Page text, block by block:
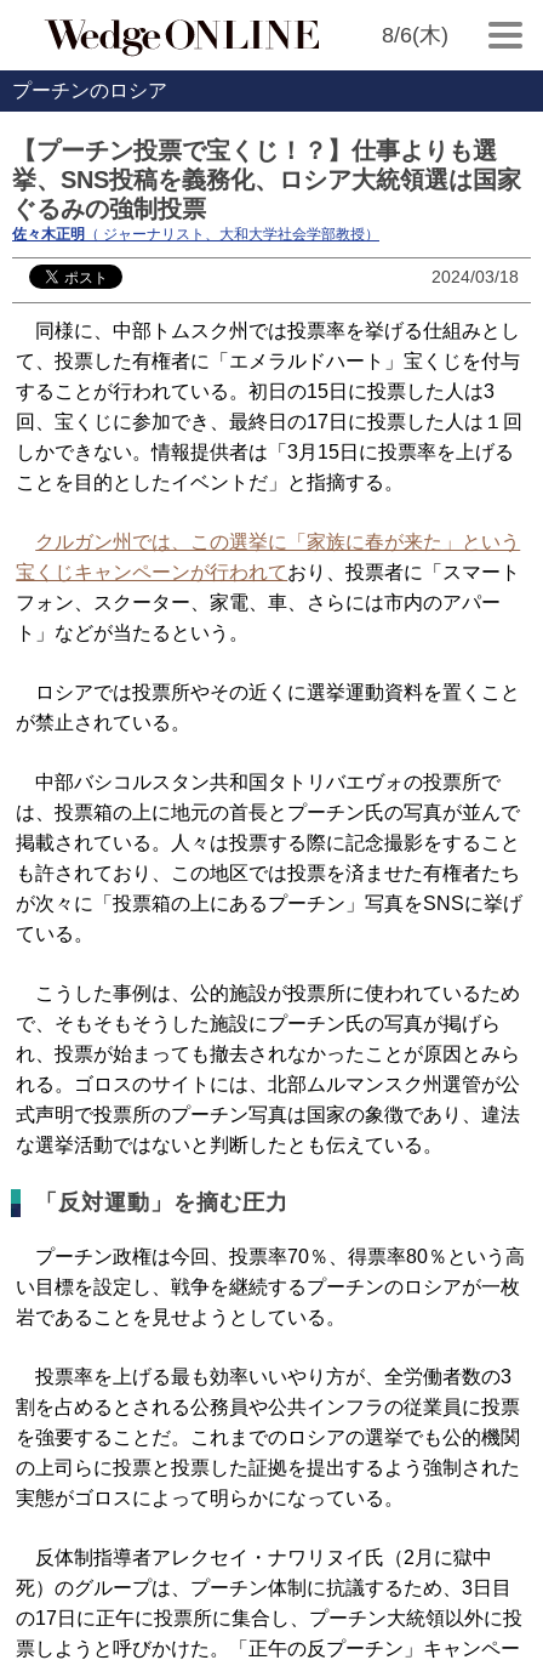
8/6(木)
プーチンのロシア
【プーチン投票で宝くじ！？】仕事よりも選
挙、SNS投稿を義務化、ロシア大統領選は国家
ぐるみの強制投票
佐々木正明 （ ジャーナリスト、大和大学社会学部教授）
2024/03/18
同様に、中部トムスク州では投票率を挙げる仕組みとし
て、投票した有権者に「エメラルドハート」宝くじを付与
することが行われている。初日の15日に投票した人は3
回、宝くじに参加でき、最終日の17日に投票した人は１回
しかできない。情報提供者は「3月15日に投票率を上げる
ことを目的としたイベントだ」と指摘する。
クルガン州では、この選挙に「家族に春が来た」という
宝くじキャンペーンが行われており、投票者に「スマート
フォン、スクーター、家電、車、さらには市内のアパー
ト」などが当たるという。
ロシアでは投票所やその近くに選挙運動資料を置くこと
が禁止されている。
中部バシコルスタン共和国タトリバエヴォの投票所で
は、投票箱の上に地元の首長とプーチン氏の写真が並んで
掲載されている。人々は投票する際に記念撮影をすること
も許されており、この地区では投票を済ませた有権者たち
が次々に「投票箱の上にあるプーチン」写真をSNSに挙げ
ている。
こうした事例は、公的施設が投票所に使われているため
で、そもそもそうした施設にプーチン氏の写真が掲げら
れ、投票が始まっても撤去されなかったことが原因とみら
れる。ゴロスのサイトには、北部ムルマンスク州選管が公
式声明で投票所のプーチン写真は国家の象徴であり、違法
な選挙活動ではないと判断したとも伝えている。
「反対運動」を摘む圧力
プーチン政権は今回、投票率70％、得票率80％という高
い目標を設定し、戦争を継続するプーチンのロシアが一枚
岩であることを見せようとしている。
投票率を上げる最も効率いいやり方が、全労働者数の3
割を占めるとされる公務員や公共インフラの従業員に投票
を強要することだ。これまでのロシアの選挙でも公的機関
の上司らに投票と投票した証拠を提出するよう強制された
実態がゴロスによって明らかになっている。
反体制指導者アレクセイ・ナワリヌイ氏（2月に獄中
死）のグループは、プーチン体制に抗議するため、3日目
の17日に正午に投票所に集合し、プーチン大統領以外に投
票しようと呼びかけた。「正午の反プーチン」キャンペー